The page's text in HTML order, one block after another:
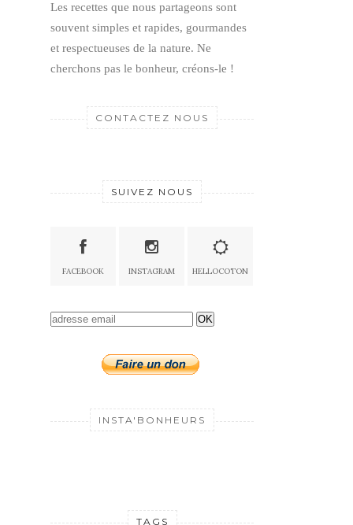
Les recettes que nous partageons sont
souvent simples et rapides, gourmandes
et respectueuses de la nature. Ne
cherchons pas le bonheur, créons-le !
CONTACTEZ NOUS
SUIVEZ NOUS
FACEBOOK INSTAGRAM HELLOCOTON
OK
INSTA'BONHEURS
TAGS